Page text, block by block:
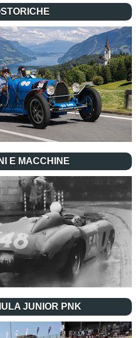
E MACCHINE
JUNIOR PNK